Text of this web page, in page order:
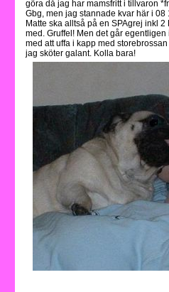
göra då jag har mamsfritt i tillvaron
Gbg, men jag stannade kvar här i 08
Matte ska alltså på en SPAgrej inkl
med. Gruffel! Men det går
med att uffa i kapp med
jag sköter galant. Kolla bara!